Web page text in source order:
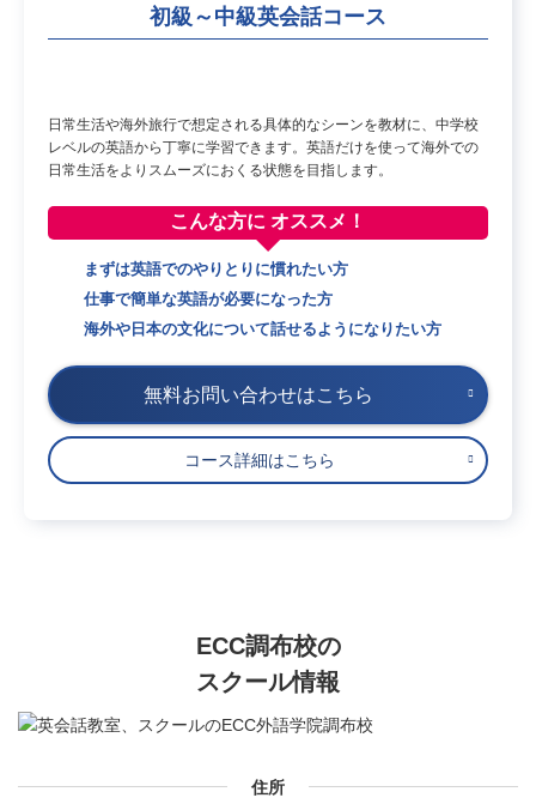
初級～中級英会話コース
日常生活や海外旅行で想定される具体的なシーンを教材に、中学校
レベルの英語から丁寧に学習できます。英語だけを使って海外での
日常生活をよりスムーズにおくる状態を目指します。
こんな方に オススメ！
まずは英語でのやりとりに慣れたい方
仕事で簡単な英語が必要になった方
海外や日本の文化について話せるようになりたい方
無料お問い合わせはこちら
コース詳細はこちら
ECC調布校の
スクール情報
住所